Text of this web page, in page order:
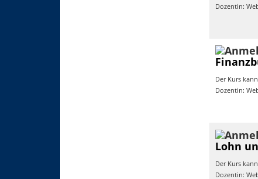
Dozentin:
Der Kurs
Dozentin:
Lohn
Der Kurs
Dozentin: